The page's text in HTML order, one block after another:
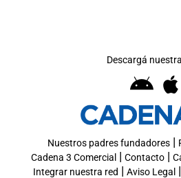
Descargá
Nuestros padres fundadores|
Cadena 3 Comercial | Contacto|
Integrar nuestra red | Aviso Legal |